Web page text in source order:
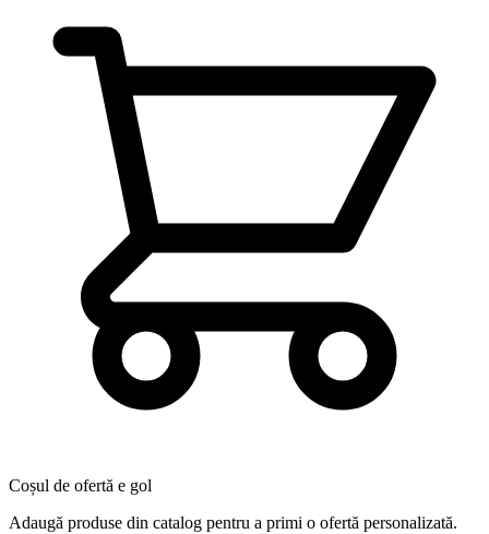
Coșul de ofertă e gol
Adaugă produse din catalog pentru a primi o ofertă personalizată.